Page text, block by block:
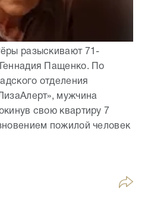
разыскивают 71-
Пащенко. По
отделения
мужчина
свою квартиру 7
пожилой человек